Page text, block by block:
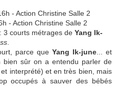
- Action Christine Salle 2
- Action Christine Salle 2
3 courts métrages de Yang Ik-
parce queYang Ik-june ... et
sûr on a entendu parler de
interprété) et en très bien, mais
occupés à sauver des bébés